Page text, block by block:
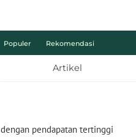
Populer Rekomendasi
Artikel
pendapatan tertinggi